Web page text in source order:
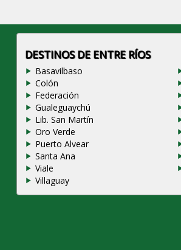
DESTINOS DE ENTRE RÍOS
Basavilbaso
Colón
Federación
Gualeguaychú
Lib. San Martín
Oro Verde
Puerto Alvear
Santa Ana
Viale
Villaguay